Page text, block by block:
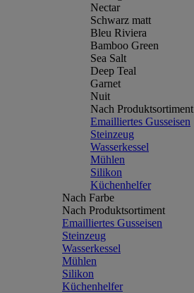
Nectar
Schwarz matt
Bleu Riviera
Bamboo Green
Sea Salt
Deep Teal
Garnet
Nuit
Nach Produktsortiment
Emailliertes Gusseisen
Steinzeug
Wasserkessel
Mühlen
Silikon
Küchenhelfer
Nach Farbe
Nach Produktsortiment
Emailliertes Gusseisen
Steinzeug
Wasserkessel
Mühlen
Silikon
Küchenhelfer